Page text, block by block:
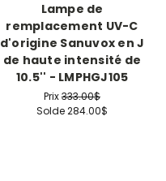
Lampe de
remplacement UV-C
d'origine Sanuvox en J
de haute intensité de
10.5'' - LMPHGJ105
Prix333.00$
Solde284.00$